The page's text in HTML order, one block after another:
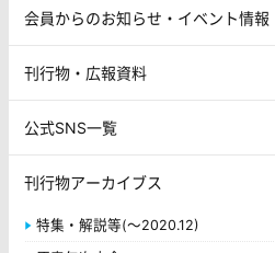
会員からのお知らせ・イベント情報
刊行物・広報資料
公式SNS一覧
刊行物アーカイブス
特集・解説等(～2020.12)